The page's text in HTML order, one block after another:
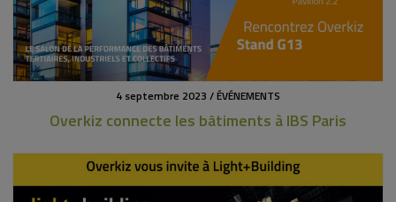
4 septembre 2023 / ÉVÉNEMENTS
Overkiz connecte les bâtiments à IBS Paris